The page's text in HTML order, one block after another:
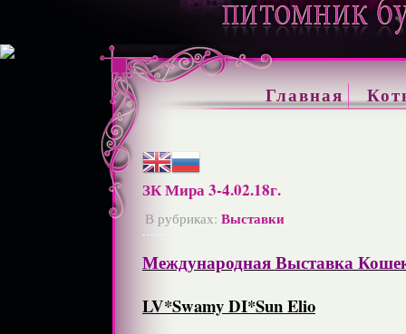
Главная
ЗК Мира 3-4.02.18г.
В рубриках: Выставки
Международная Выставка
LV*Swamy DI*Sun Elio